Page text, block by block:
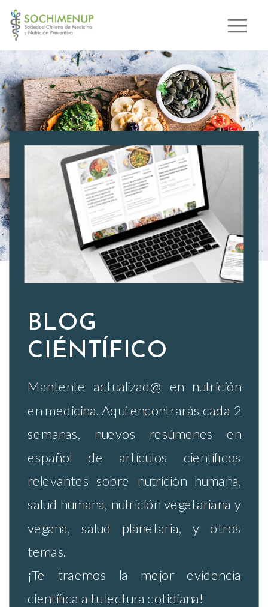
Mantente actualizad@ en nutrición
en medicina. Aquí encontrarás cada 2
semanas, nuevos resúmenes en
español de artículos científicos
relevantes sobre nutrición humana,
salud humana, nutrición vegetariana y
vegana, salud planetaria, y otros
temas.
¡Te traemos la mejor evidencia
científica a tu lectura cotidiana!
BLOG
CIÉNTÍFICO